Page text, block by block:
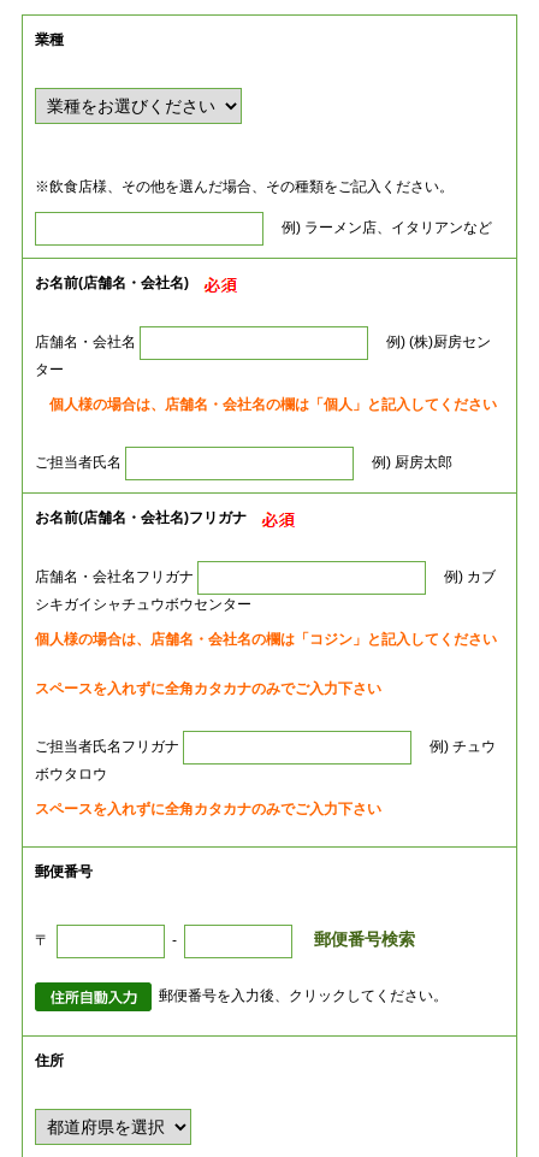
業種
※飲食店様、その他を選んだ場合、その種類をご記入ください。
例) ラーメン店、イタリアンなど
お名前(店舗名・会社名)
店舗名・会社名
例) (株)厨房セン
ター
個人様の場合は、店舗名・会社名の欄は「個人」と記入してください
ご担当者氏名 例) 厨房太郎
お名前(店舗名・会社名)フリガナ
店舗名・会社名フリガナ
例) カブ
シキガイシャチュウボウセンター
個人様の場合は、店舗名・会社名の欄は「コジン」と記入してください
スペースを入れずに全角カタカナのみでご入力下さい
ご担当者氏名フリガナ
例) チュウ
ボウタロウ
スペースを入れずに全角カタカナのみでご入力下さい
郵便番号
〒 - 郵便番号検索
郵便番号を入力後、クリックしてください。
住所